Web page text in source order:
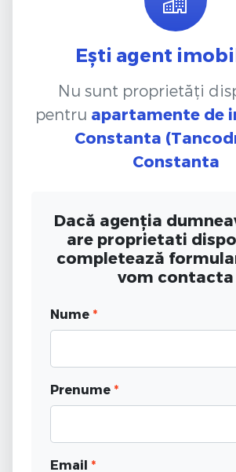
Ești agent
Nu sunt proprietăți
pentru apartamente de
Constanta
Constanta
Dacă agenția
are proprietati
completează
vom contacta
Nume *
Prenume *
Email *